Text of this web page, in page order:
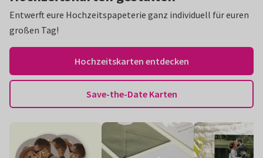
Entwerft eure Hochzeitspapeterie ganz individuell für euren
großen Tag!
Hochzeitskarten entdecken
Save-the-Date Karten